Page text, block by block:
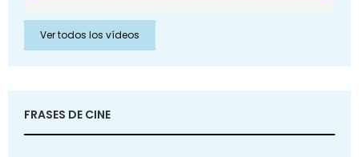
Ver todos los vídeos
FRASES DE CINE